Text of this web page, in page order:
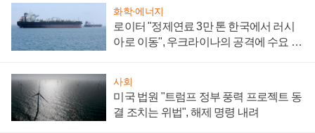
화학·에너지
로이터 "정제연료 3만 톤 한국에서 러시
아로 이동", 우크라이나의 공격에 수요 늘
사회
미국 법원 "트럼프 정부 풍력 프로젝트 동
결 조치는 위법", 해제 명령 내려